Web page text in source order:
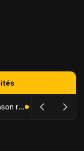
The Batman : Part II – Robert Pattinson replonge dans les ténèbres de Gotham dès octobre 2027